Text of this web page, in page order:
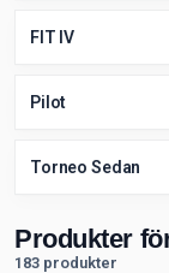
FIT IV
Pilot
Torneo Sedan
Produkter
183 produkter